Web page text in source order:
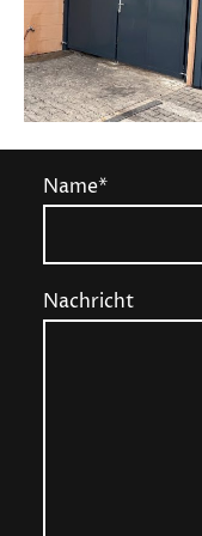
Name*
Nachricht